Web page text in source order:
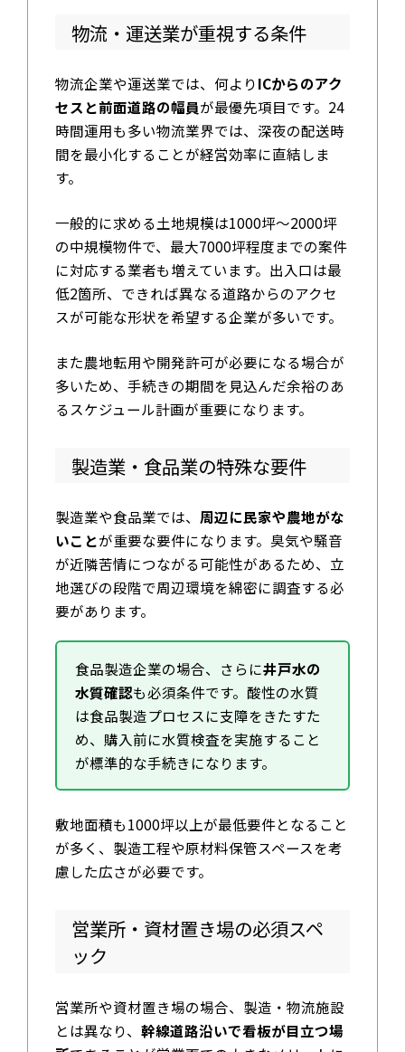
物流・運送業が重視する条件
物流企業や運送業では、何よりICからのアク
セスと前面道路の幅員が最優先項目です。24
時間運用も多い物流業界では、深夜の配送時
間を最小化することが経営効率に直結しま
す。
一般的に求める土地規模は1000坪～2000坪
の中規模物件で、最大7000坪程度までの案件
に対応する業者も増えています。出入口は最
低2箇所、できれば異なる道路からのアクセ
スが可能な形状を希望する企業が多いです。
また農地転用や開発許可が必要になる場合が
多いため、手続きの期間を見込んだ余裕のあ
るスケジュール計画が重要になります。
製造業・食品業の特殊な要件
製造業や食品業では、 周辺に民家や農地がな
いことが重要な要件になります。臭気や騒音
が近隣苦情につながる可能性があるため、立
地選びの段階で周辺環境を綿密に調査する必
要があります。
食品製造企業の場合、さらに井戸水の
水質確認も必須条件です。酸性の水質
は食品製造プロセスに支障をきたすた
め、購入前に水質検査を実施すること
が標準的な手続きになります。
敷地面積も1000坪以上が最低要件となること
が多く、製造工程や原材料保管スペースを考
慮した広さが必要です。
営業所・資材置き場の必須スペ
ック
営業所や資材置き場の場合、製造・物流施設
とは異なり、 幹線道路沿いで看板が目立つ場